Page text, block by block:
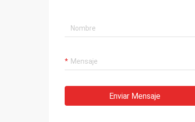
Enviar Mensaje